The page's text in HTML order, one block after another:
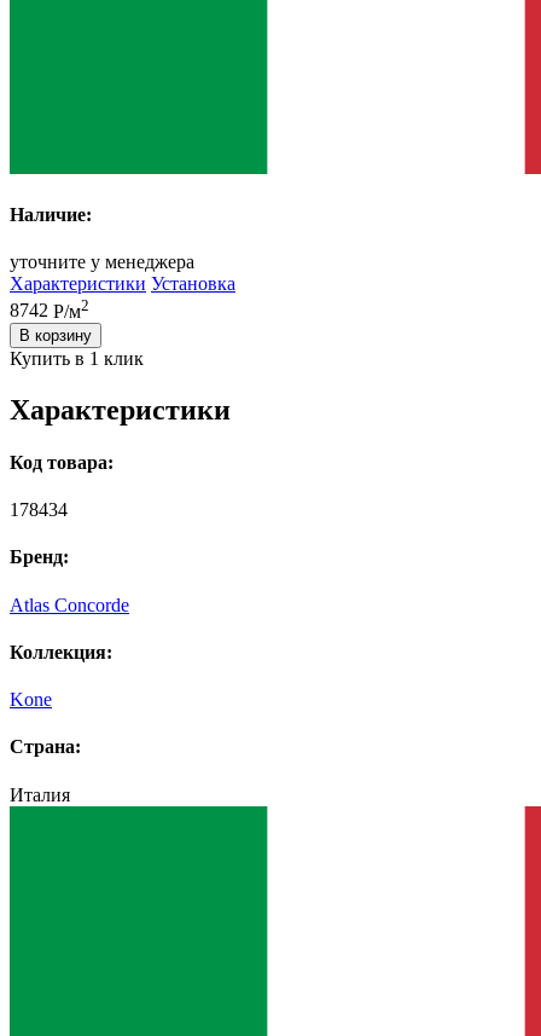
Наличие:
уточните у менеджера
Характеристики Установка
8742 Р/м2
В корзину
Купить в 1 клик
Характеристики
Код товара:
178434
Бренд:
Atlas Concorde
Коллекция:
Kone
Страна:
Италия